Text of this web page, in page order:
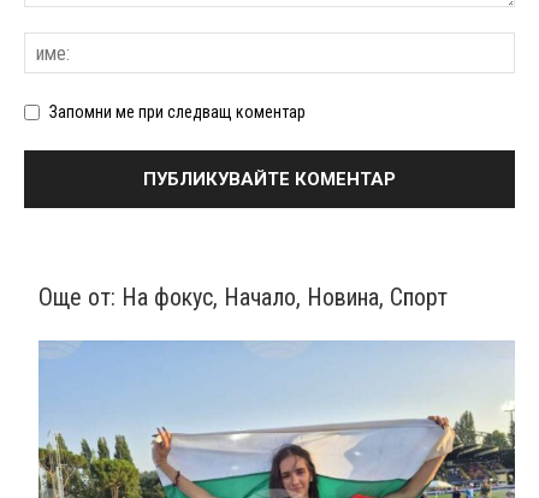
Запомни ме при следващ коментар
Още от: На фокус, Начало, Новина, Спорт